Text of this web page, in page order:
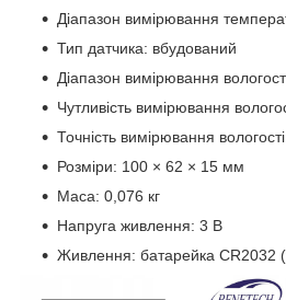
Діапазон вимірювання
Тип датчика: вбудований
Діапазон вимірювання
Чутливість вимірювання
Точність вимірювання
Розміри: 100 × 62 × 15 мм
Маса: 0,076 кг
Напруга живлення: 3 В
Живлення: батарейка CR2032